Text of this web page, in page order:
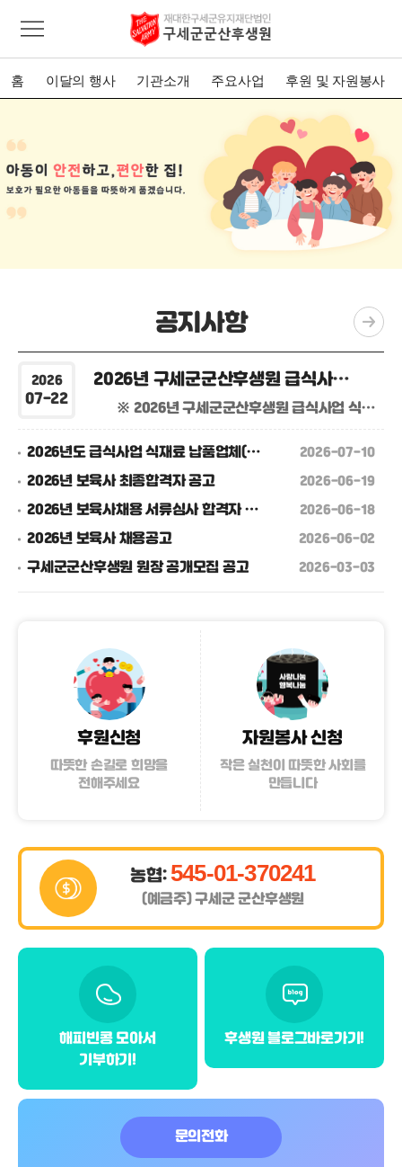
홈 이달의 행사 기관소개 주요사업 후원 및 자원봉사
공지사항
2026
07-22
2026년 구세군군산후생원 급식사업 식재료 납품업체(자) 선정 결과 발표
※ 2026년 구세군군산후생원 급식사업 식재료 납품업체(자) 선정 결과 &n
2026년도 급식사업 식재료 납품업체(자) 모집공고 2026-07-10
2026년 보육사 최종합격자 공고 2026-06-19
2026년 보육사채용 서류심사 합격자 공고 2026-06-18
2026년 보육사 채용공고 2026-06-02
구세군군산후생원 원장 공개모집 공고 2026-03-03
후원신청
따뜻한 손길로 희망을
전해주세요
자원봉사 신청
작은 실천이 따뜻한 사회를
만듭니다
농협:545-01-370241
(예금주) 구세군 군산후생원
해피빈콩 모아서
기부하기!
후생원 블로그바로가기!
문의전화